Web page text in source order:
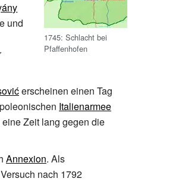
1745: Schlacht bei
Pfaffenhofen
und
erscheinen einen Tag
Italienarmee
Zeit lang gegen die
Annexion. Als
nach 1792